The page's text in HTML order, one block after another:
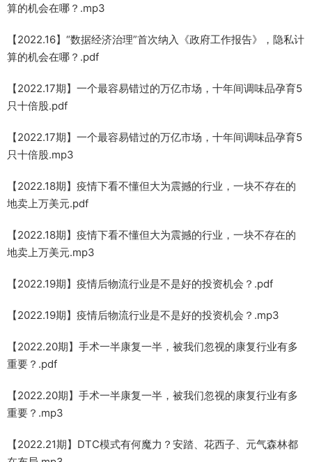
算的机会在哪？.mp3
【2022.16】“数据经济治理”首次纳入《政府工作报告》，隐私计
算的机会在哪？.pdf
【2022.17期】一个最容易错过的万亿市场，十年间调味品孕育5
只十倍股.pdf
【2022.17期】一个最容易错过的万亿市场，十年间调味品孕育5
只十倍股.mp3
【2022.18期】疫情下看不懂但大为震撼的行业，一块不存在的
地卖上万美元.pdf
【2022.18期】疫情下看不懂但大为震撼的行业，一块不存在的
地卖上万美元.mp3
【2022.19期】疫情后物流行业是不是好的投资机会？.pdf
【2022.19期】疫情后物流行业是不是好的投资机会？.mp3
【2022.20期】手术一半康复一半，被我们忽视的康复行业有多
重要？.pdf
【2022.20期】手术一半康复一半，被我们忽视的康复行业有多
重要？.mp3
【2022.21期】DTC模式有何魔力？安踏、花西子、元气森林都